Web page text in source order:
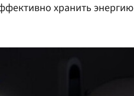
хранить энергию